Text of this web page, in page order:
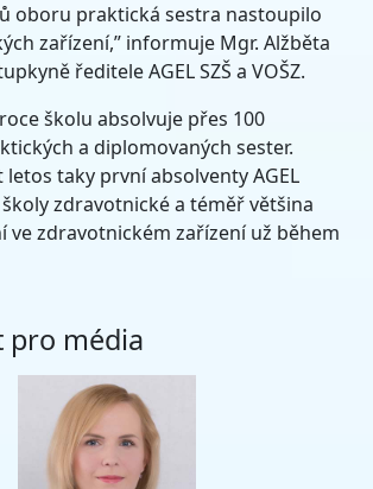
oboru praktická sestra nastoupilo
zařízení,” informuje Mgr. Alžběta
ředitele AGEL SZŠ a VOŠZ.
školu absolvuje přes 100
a diplomovaných sester.
taky první absolventy AGEL
zdravotnické a téměř většina
ve zdravotnickém zařízení už během
pro média